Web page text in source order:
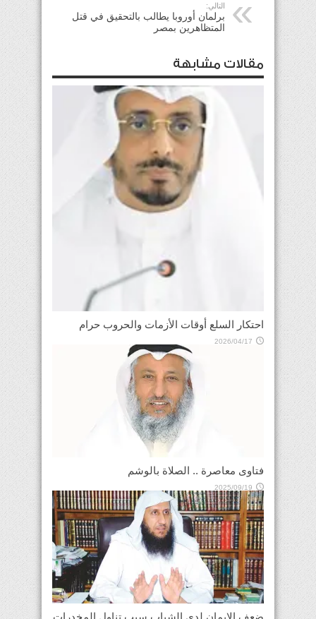
التالي:
برلمان أوروبا يطالب بالتحقيق في قتل
المتظاهرين بمصر
مقالات مشابهة
احتكار السلع أوقات الأزمات والحروب حرام
2026/04/17
فتاوى معاصرة .. الصلاة بالوشم
2025/09/19
ضعف الإيمان لدى الشباب سبب تناول المخدرات